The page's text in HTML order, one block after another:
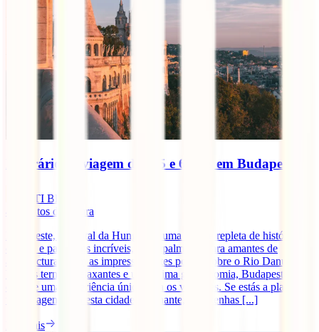
Itinerário de viagem de 4, 5 e 6 dias em Budapeste
IATI Blog
minutos de leitura
Budapeste, a capital da Hungria, é uma cidade repleta de história,
cultura e paisagens incríveis, principalmente para amantes de
arquitectura. Com as impressionantes pontes sobre o Rio Danúbio,
banhos termais relaxantes e uma ótima gastronomia, Budapeste
oferece uma experiência única para os viajantes. Se estás a planear
uma viagem para esta cidade fascinante, quer tenhas [...]
Ler mais